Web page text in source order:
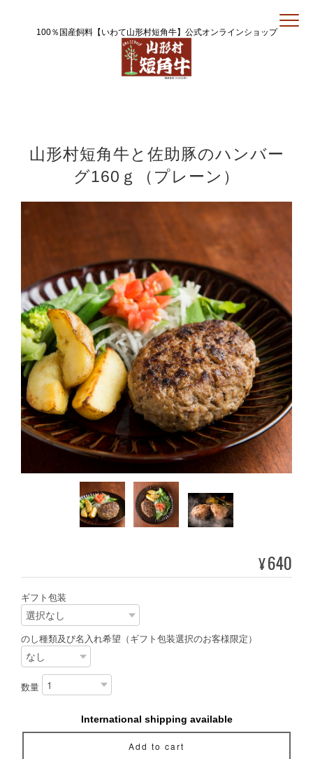
100％国産飼料【いわて山形村短角牛】公式オンラインショップ
山形村短角牛と佐助豚のハンバー
グ160ｇ（プレーン）
¥640
ギフト包装
のし種類及び名入れ希望（ギフト包装選択のお客様限定）
数量
International shipping available
Add to cart